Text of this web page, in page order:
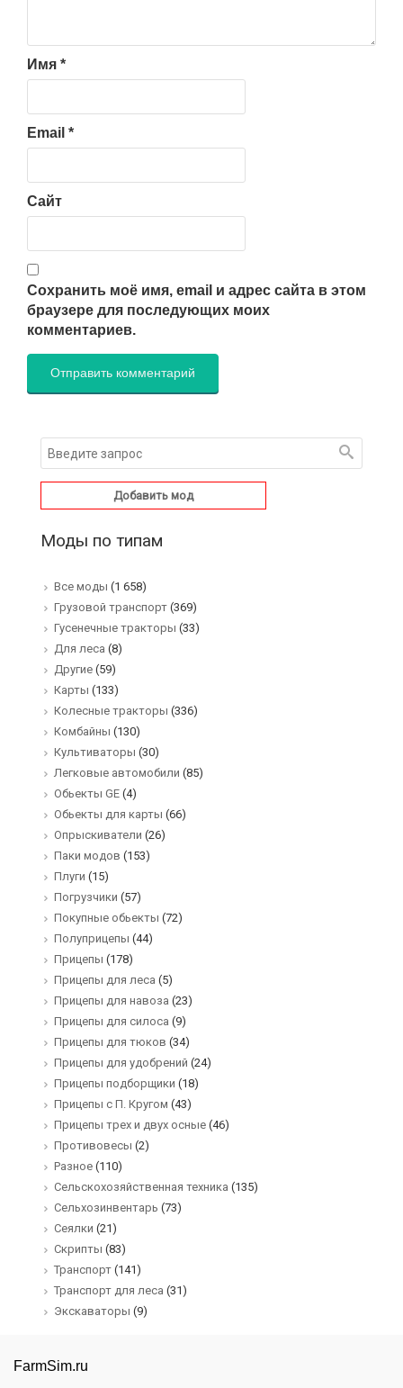
Имя *
Email *
Сайт
Сохранить моё имя, email и адрес сайта в этом
браузере для последующих моих
комментариев.
Добавить мод
Моды по типам
Все моды (1 658)
Грузовой транспорт (369)
Гусенечные тракторы (33)
Для леса (8)
Другие (59)
Карты (133)
Колесные тракторы (336)
Комбайны (130)
Культиваторы (30)
Легковые автомобили (85)
Обьекты GE (4)
Обьекты для карты (66)
Опрыскиватели (26)
Паки модов (153)
Плуги (15)
Погрузчики (57)
Покупные обьекты (72)
Полуприцепы (44)
Прицепы (178)
Прицепы для леса (5)
Прицепы для навоза (23)
Прицепы для силоса (9)
Прицепы для тюков (34)
Прицепы для удобрений (24)
Прицепы подборщики (18)
Прицепы с П. Кругом (43)
Прицепы трех и двух осные (46)
Противовесы (2)
Разное (110)
Сельскохозяйственная техника (135)
Сельхозинвентарь (73)
Сеялки (21)
Скрипты (83)
Транспорт (141)
Транспорт для леса (31)
Экскаваторы (9)
FarmSim.ru